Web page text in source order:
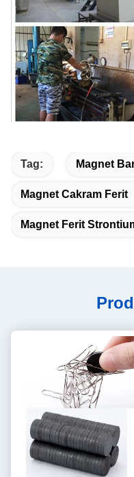
Tag: Magnet
Magnet Cakram Ferit
Magnet Ferit